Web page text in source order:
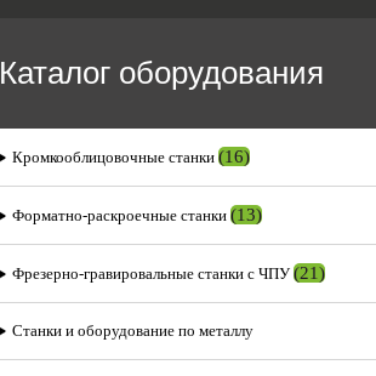
Каталог оборудования
Кромкооблицовочные станки (16)
Форматно-раскроечные станки (13)
Фрезерно-гравировальные станки с ЧПУ (21)
Станки и оборудование по металлу